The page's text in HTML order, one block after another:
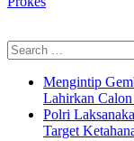
Search
for:
Mengintip
Lahirkan Calon
Polri
Target